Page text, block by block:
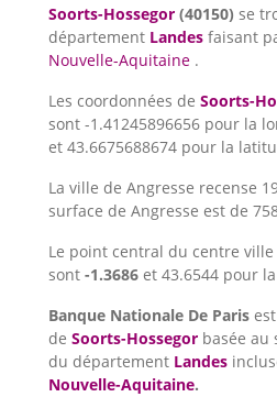
Soorts-Hossegor (40150) se
département Landes faisant
Nouvelle-Aquitaine .
Les coordonnées de Soorts-
sont -1.41245896656 pour la
et 43.6675688674 pour la
La ville de Angresse recense
surface de Angresse est de
Le point central du centre ville
sont -1.3686 et 43.6544 pour
Banque Nationale De Paris
de Soorts-Hossegor basée au
du département Landes
Nouvelle-Aquitaine.